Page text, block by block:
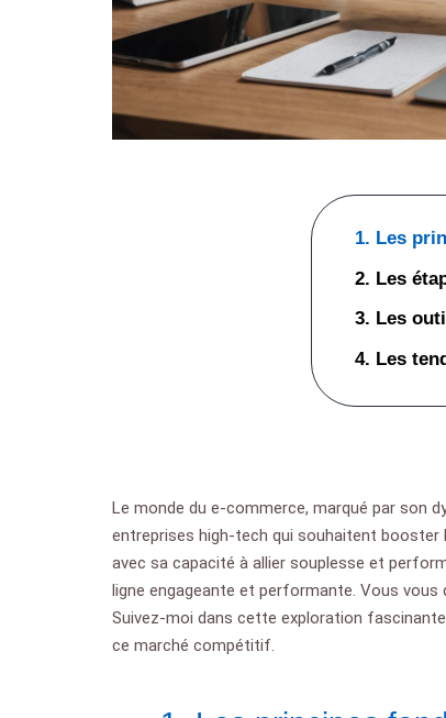
1. Les
2. Les
3. Les
4. Les
Le monde du e-commerce, marqué par son
entreprises high-tech qui souhaitent booster
avec sa capacité à allier souplesse et
ligne engageante et performante. Vous
Suivez-moi dans cette exploration
ce marché compétitif.